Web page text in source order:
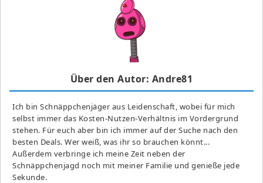
Über den Autor: Andre81
Ich bin Schnäppchenjäger aus Leidenschaft, wobei für mich
selbst immer das Kosten-Nutzen-Verhältnis im Vordergrund
stehen. Für euch aber bin ich immer auf der Suche nach den
besten Deals. Wer weiß, was ihr so brauchen könnt...
Außerdem verbringe ich meine Zeit neben der
Schnäppchenjagd noch mit meiner Familie und genieße jede
Sekunde.